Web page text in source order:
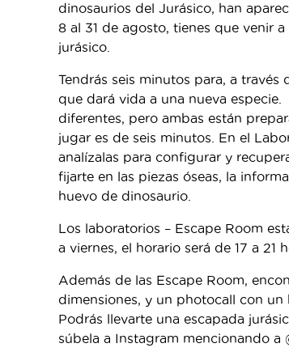
dinosaurios del Jurásico, han
8 al 31 de agosto, tienes que venir
jurásico.
Tendrás seis minutos para, a
que dará vida a una nueva
diferentes, pero ambas están
jugar es de seis minutos. En el
analízalas para configurar y
fijarte en las piezas óseas, la
huevo de dinosaurio.
Los laboratorios – Escape Room
a viernes, el horario será de 17 a 21
Además de las Escape Room,
dimensiones, y un photocall con un
Podrás llevarte una escapada
súbela a Instagram mencionando a